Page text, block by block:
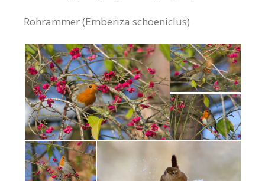
Rohrammer (Emberiza schoeniclus)